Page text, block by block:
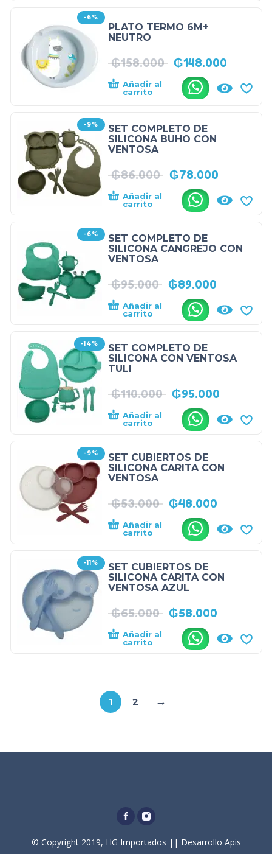
-6%
PLATO TERMO 6M+
NEUTRO
₲158.000 ₲148.000
Añadir al
carrito
.
-9%
SET COMPLETO DE
SILICONA BUHO CON
VENTOSA
₲86.000 ₲78.000
Añadir al
carrito
.
-6%
SET COMPLETO DE
SILICONA CANGREJO CON
VENTOSA
₲95.000 ₲89.000
Añadir al
carrito
.
-14%
SET COMPLETO DE
SILICONA CON VENTOSA
TULI
₲110.000 ₲95.000
Añadir al
carrito
.
-9%
SET CUBIERTOS DE
SILICONA CARITA CON
VENTOSA
₲53.000 ₲48.000
Añadir al
carrito
.
-11%
SET CUBIERTOS DE
SILICONA CARITA CON
VENTOSA AZUL
₲65.000 ₲58.000
Añadir al
carrito
.
1 2 →
© Copyright 2019, HG Importados || Desarrollo Apis